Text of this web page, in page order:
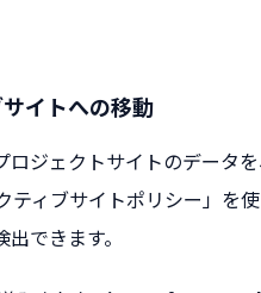
イトへの移動
ジェクトサイトのデータ
ティブサイトポリシー」を
できます。